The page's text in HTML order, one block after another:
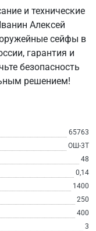
и технические
Алексей
сейфы в
гарантия и
безопасность
решением!
65763
ОШ-3Т
48
0,14
1400
250
400
3